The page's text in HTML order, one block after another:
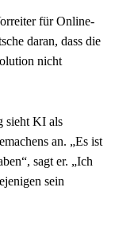
für Online-
daran, dass die
nicht
sieht KI als
an. „Es ist
sagt er. „Ich
sein